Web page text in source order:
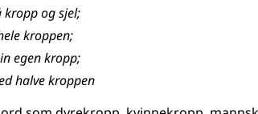
kroppog sjel;
kroppen;
egen kropp;
halve kroppen